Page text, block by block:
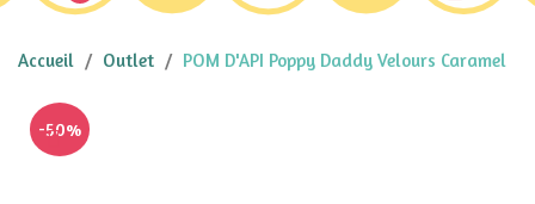
Accueil Outlet POM D'API Poppy Daddy Velours Caramel
-50%